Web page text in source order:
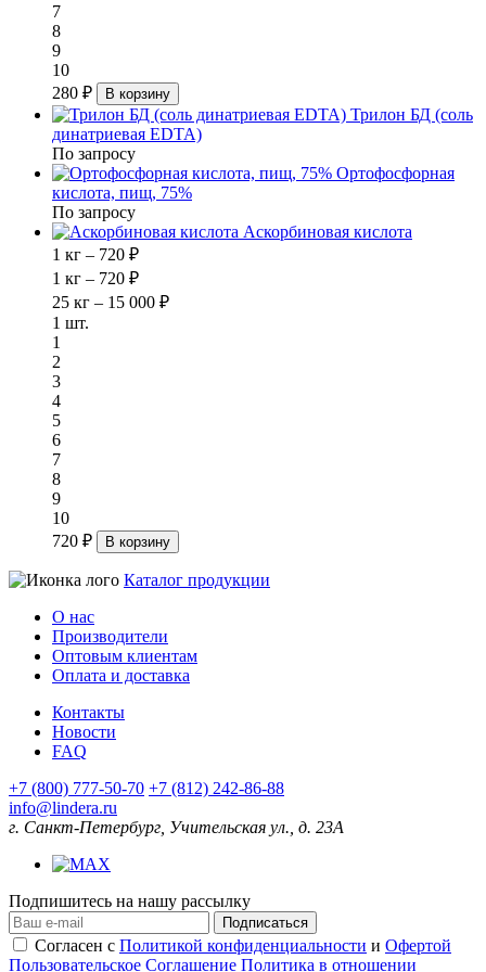
7
8
9
10
280 ₽
В корзину
Трилон БД (соль
динатриевая EDTA)
По запросу
Ортофосфорная
кислота, пищ, 75%
По запросу
Аскорбиновая кислота
1 кг – 720 ₽
1 кг – 720 ₽
25 кг – 15 000 ₽
1 шт.
1
2
3
4
5
6
7
8
9
10
720 ₽
В корзину
Каталог продукции
О нас
Производители
Оптовым клиентам
Оплата и доставка
Контакты
Новости
FAQ
+7 (800) 777-50-70 +7 (812) 242-86-88
info@lindera.ru
г. Санкт-Петербург, Учительская ул., д. 23А
Подпишитесь на нашу рассылку
Подписаться
Согласен с Политикой конфиденциальности и Офертой
Пользовательское Соглашение Политика в отношении